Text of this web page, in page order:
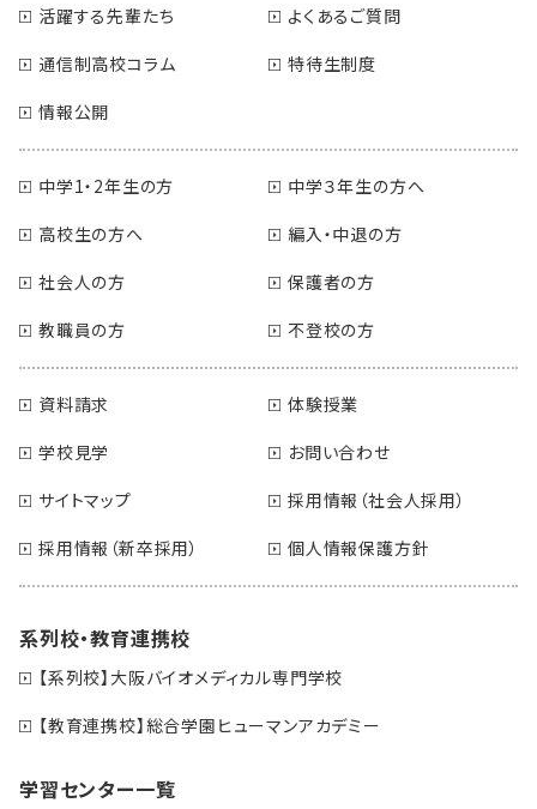
活躍する先輩たち
よくあるご質問
通信制高校コラム
特待生制度
情報公開
中学1・2年生の方
中学３年生の方へ
高校生の方へ
編入・中退の方
社会人の方
保護者の方
教職員の方
不登校の方
資料請求
体験授業
学校見学
お問い合わせ
サイトマップ
採用情報（社会人採用）
採用情報（新卒採用）
個人情報保護方針
系列校・教育連携校
【系列校】大阪バイオメディカル専門学校
【教育連携校】総合学園ヒューマンアカデミー
学習センター一覧